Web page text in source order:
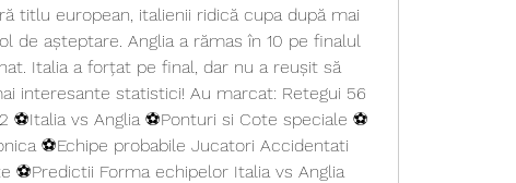
titlu european, italienii ridică cupa după mai
de așteptare. Anglia a rămas în 10 pe finalul
Italia a forțat pe final, dar nu a reușit să
interesante statistici! Au marcat: Retegui 56
⚽Italia vs Anglia ⚽Ponturi si Cote speciale ⚽
⚽Echipe probabile Jucatori Accidentati
Forma echipelor Italia vs Anglia